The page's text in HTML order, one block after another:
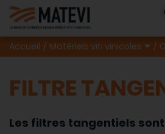
Accueil Matériels viti vinicoles
FILTRE
Les filtres tangentiels